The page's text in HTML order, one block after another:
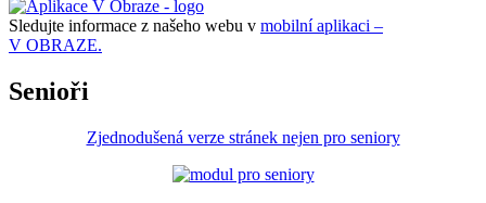
Sledujte informace z našeho webu v mobilní aplikaci –
V OBRAZE.
Senioři
Zjednodušená verze stránek nejen pro seniory